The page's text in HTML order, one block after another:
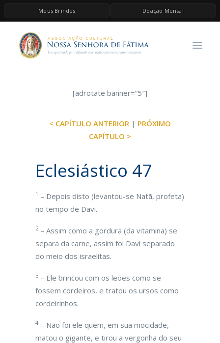
Meus Brindes Doação Mensal
HOME
A ASSOCIAÇÃO
ESPIRITUALIDADE
BRINDES
[adrotate banner=”5″]
< CAPÍTULO ANTERIOR | PRÓXIMO
CAPÍTULO >
Eclesiástico 47
1 – Depois disto (levantou-se Natã, profeta)
no tempo de Davi.
2– Assim como a gordura (da vitamina) se
separa da carne, assim foi Davi separado
do meio dos israelitas.
3 – Ele brincou com os leões como se
fossem cordeiros, e tratou os ursos como
cordeirinhos.
4 – Não foi ele quem, em sua mocidade,
matou o gigante, e tirou a vergonha do seu